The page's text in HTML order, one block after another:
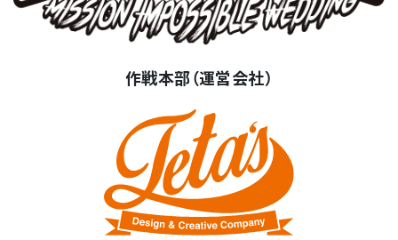
作戦本部（運営会社）